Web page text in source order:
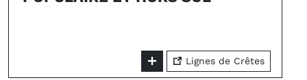
Lignes de Crêtes